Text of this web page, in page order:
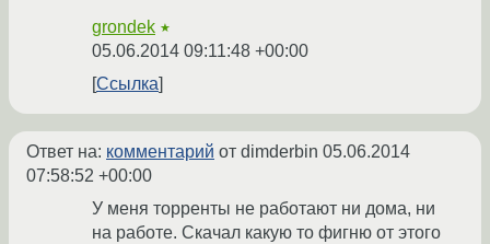
grondek ★
05.06.2014 09:11:48 +00:00
Ссылка
Ответ на: комментарий от dimderbin 05.06.2014
07:58:52 +00:00
У меня торренты не работают ни дома, ни
на работе. Скачал какую то фигню от этого